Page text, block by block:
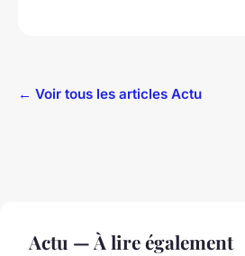
← Voir tous les articles Actu
Actu — À lire également